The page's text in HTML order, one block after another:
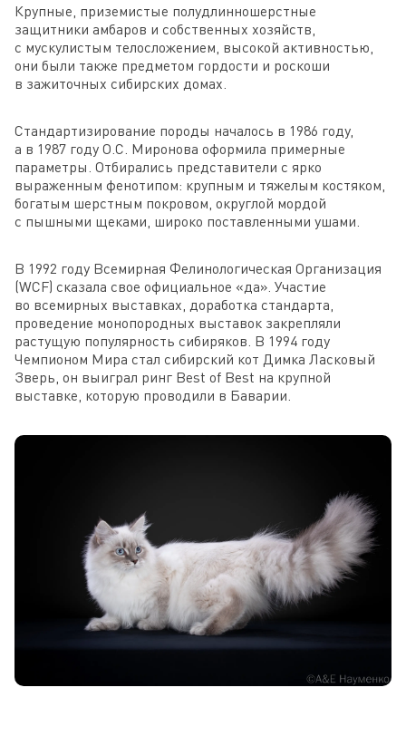
Крупные, приземистые полудлинношерстные
защитники амбаров и собственных хозяйств,
с мускулистым телосложением, высокой активностью,
они были также предметом гордости и роскоши
в зажиточных сибирских домах.
Стандартизирование породы началось в 1986 году,
а в 1987 году О.С. Миронова оформила примерные
параметры. Отбирались представители с ярко
выраженным фенотипом: крупным и тяжелым костяком,
богатым шерстным покровом, округлой мордой
с пышными щеками, широко поставленными ушами.
В 1992 году Всемирная Фелинологическая Организация
(WCF) сказала свое официальное «да». Участие
во всемирных выставках, доработка стандарта,
проведение монопородных выставок закрепляли
растущую популярность сибиряков. В 1994 году
Чемпионом Мира стал сибирский кот Димка Ласковый
Зверь, он выиграл ринг Best of Best на крупной
выставке, которую проводили в Баварии.